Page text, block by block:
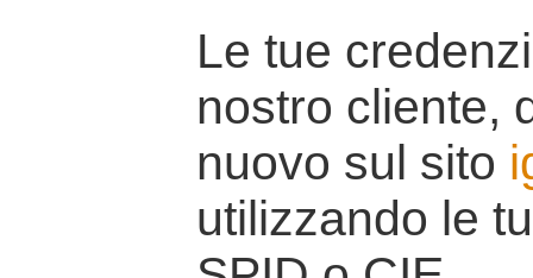
Le tue
nostro cliente,
nuovo sul sito
utilizzando le